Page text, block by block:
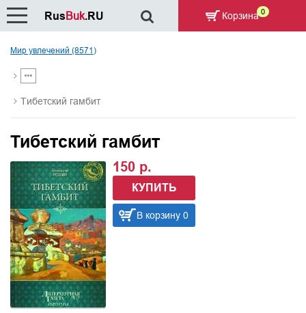
Мир увлечений (8571)
Тибетский гамбит
Тибетский гамбит
150 р.
КУПИТЬ
В корзину 0
RusBuk.RU Корзина 0